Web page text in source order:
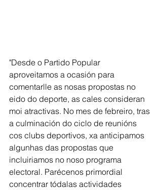
"Desde o Partido Popular
aproveitamos a ocasión para
comentarlle as nosas propostas no
eido do deporte, as cales consideran
moi atractivas. No mes de febreiro, tras
a culminación do ciclo de reunións
cos clubs deportivos, xa anticipamos
algunhas das propostas que
incluiriamos no noso programa
electoral. Parécenos primordial
concentrar tódalas actividades